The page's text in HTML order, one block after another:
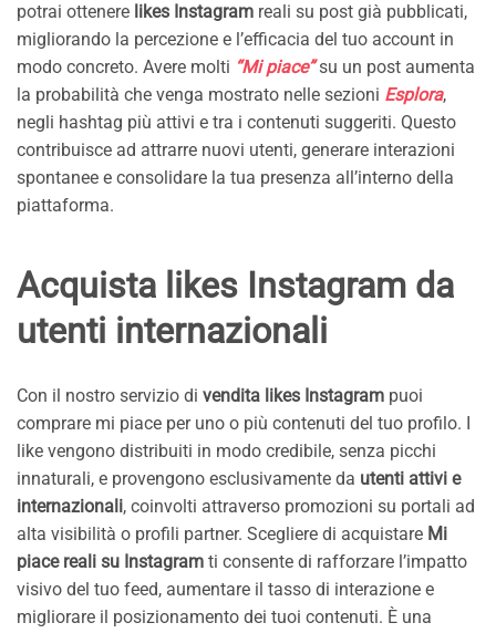
potrai ottenere likes Instagram reali su post già pubblicati,
migliorando la percezione e l’efficacia del tuo account in
modo concreto. Avere molti “Mi piace”su un post aumenta
la probabilità che venga mostrato nelle sezioni Esplora,
negli hashtag più attivi e tra i contenuti suggeriti. Questo
contribuisce ad attrarre nuovi utenti, generare interazioni
spontanee e consolidare la tua presenza all’interno della
piattaforma.
Acquista likes Instagram da
utenti internazionali
Con il nostro servizio di vendita likes Instagram puoi
comprare mi piace per uno o più contenuti del tuo profilo. I
like vengono distribuiti in modo credibile, senza picchi
innaturali, e provengono esclusivamente da utenti attivi e
internazionali, coinvolti attraverso promozioni su portali ad
alta visibilità o profili partner. Scegliere di acquistare Mi
piace reali su Instagram ti consente di rafforzare l’impatto
visivo del tuo feed, aumentare il tasso di interazione e
migliorare il posizionamento dei tuoi contenuti. È una